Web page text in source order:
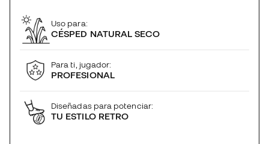
Uso para:
CÉSPED NATURAL SECO
Para ti, jugador:
PROFESIONAL
Diseñadas para potenciar:
TU ESTILO RETRO